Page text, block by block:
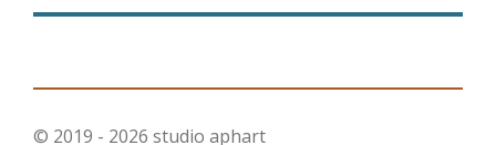
© 2019 - 2026 studio aphart